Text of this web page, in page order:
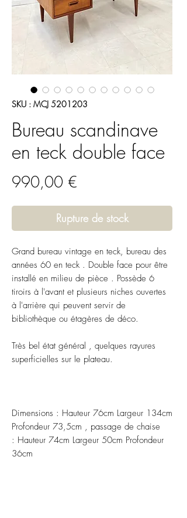
SKU : MCJ 5201203
Bureau scandinave
en teck double face
990,00 €
Rupture de stock
Grand bureau vintage en teck, bureau des
années 60 en teck . Double face pour être
installé en milieu de pièce . Possède 6
tiroirs à l'avant et plusieurs niches ouvertes
à l'arrière qui peuvent servir de
bibliothèque ou étagères de déco.
Très bel état général , quelques rayures
superficielles sur le plateau.
Dimensions : Hauteur 76cm Largeur 134cm
Profondeur 73,5cm , passage de chaise
: Hauteur 74cm Largeur 50cm Profondeur
36cm